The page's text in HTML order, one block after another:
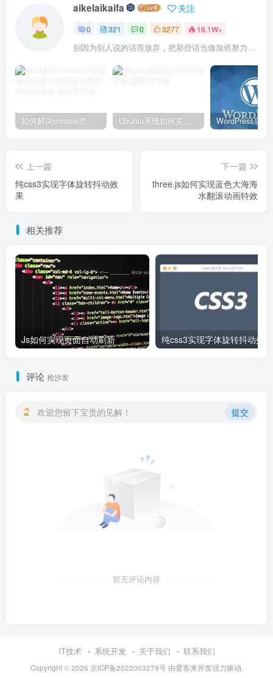
aikelaikaifa 关注
0 321 0 3277 19.1W+
别因为别人说的话而放弃，把那些话当做加倍努力的动力
如何解决chrome浏览器显示您要访问的是诈骗网站解决办法 Ubuntu系统如何关闭防火墙
上一篇
纯css3实现字体旋转抖动效
果
下一篇
three.js如何实现蓝色大海海
水翻滚动画特效
相关推荐
Js如何实现页面自动刷新 纯css3实现字体旋转抖动效果
评论 抢沙发
欢迎您留下宝贵的见解！ 提交
暂无评论内容
IT技术 系统开发 关于我们 联系我们
Copyright ©2026 京ICP备2022003279号由爱客来开发强力驱动.